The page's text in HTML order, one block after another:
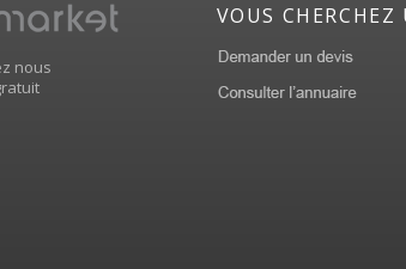
nous
VOUS CHERCHEZ